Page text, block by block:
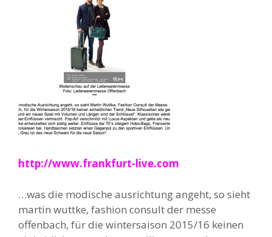
http://www.frankfurt-live.com
…was die modische ausrichtung angeht, so sieht
martin wuttke, fashion consult der messe
offenbach, für die wintersaison 2015/16 keinen